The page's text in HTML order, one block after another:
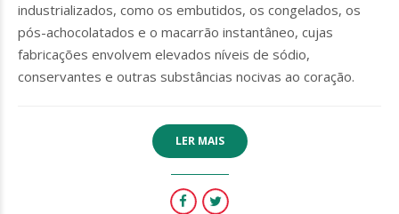
industrializados, como os embutidos, os congelados, os
pós-achocolatados e o macarrão instantâneo, cujas
fabricações envolvem elevados níveis de sódio,
conservantes e outras substâncias nocivas ao coração.
LER MAIS